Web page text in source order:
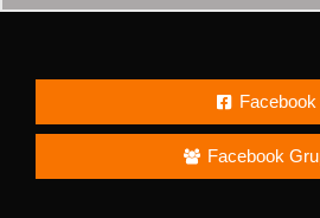
Facebook
Facebook